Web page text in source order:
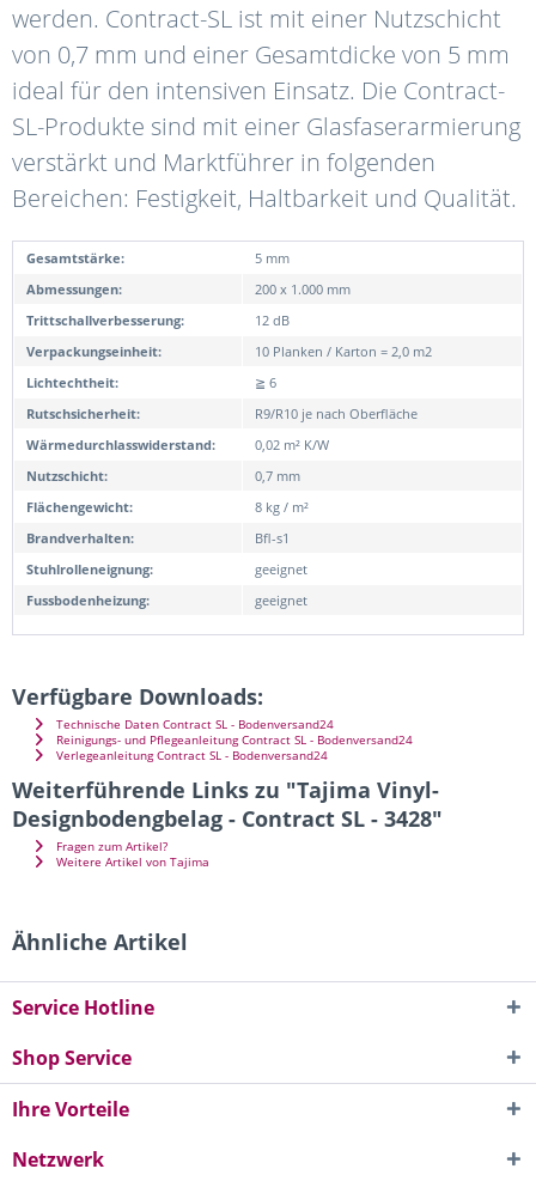
werden. Contract-SL ist mit einer Nutzschicht
von 0,7 mm und einer Gesamtdicke von 5 mm
ideal für den intensiven Einsatz. Die Contract-
SL-Produkte sind mit einer Glasfaserarmierung
verstärkt und Marktführer in folgenden
Bereichen: Festigkeit, Haltbarkeit und Qualität.
Gesamtstärke:
5 mm
Abmessungen:
200 x 1.000 mm
Trittschallverbesserung:
12 dB
Verpackungseinheit:
10 Planken / Karton = 2,0 m2
Lichtechtheit:
≧ 6
Rutschsicherheit:
R9/R10 je nach Oberfläche
Wärmedurchlasswiderstand:
0,02 m² K/W
Nutzschicht:
0,7 mm
Flächengewicht:
8 kg / m²
Brandverhalten:
Bfl-s1
Stuhlrolleneignung:
geeignet
Fussbodenheizung:
geeignet
Verfügbare Downloads:
Technische Daten Contract SL - Bodenversand24
Reinigungs- und Pflegeanleitung Contract SL - Bodenversand24
Verlegeanleitung Contract SL - Bodenversand24
Weiterführende Links zu "Tajima Vinyl-
Designbodengbelag - Contract SL - 3428"
Fragen zum Artikel?
Weitere Artikel von Tajima
Ähnliche Artikel
Service Hotline
Shop Service
Ihre Vorteile
Netzwerk